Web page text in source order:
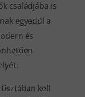
családjába is
egyedül a
és
kell